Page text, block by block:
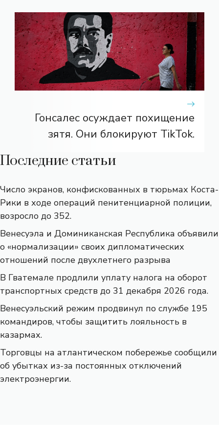
Гонсалес осуждает похищение
зятя. Они блокируют TikTok.
Последние статьи
Число экранов, конфискованных в тюрьмах Коста-
Рики в ходе операций пенитенциарной полиции,
возросло до 352.
Венесуэла и Доминиканская Республика объявили
о «нормализации» своих дипломатических
отношений после двухлетнего разрыва
В Гватемале продлили уплату налога на оборот
транспортных средств до 31 декабря 2026 года.
Венесуэльский режим продвинул по службе 195
командиров, чтобы защитить лояльность в
казармах.
Торговцы на атлантическом побережье сообщили
об убытках из-за постоянных отключений
электроэнергии.